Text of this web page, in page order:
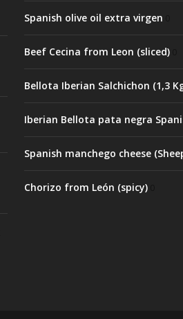
Spanish olive oil extra virgen
Beef Cecina from Leon (sliced)
Bellota Iberian Salchichon (1,3
Iberian Bellota pata negra
Spanish manchego cheese
Chorizo from León (spicy)